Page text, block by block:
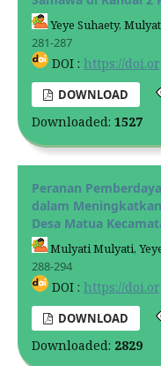
Yeye Suhaety,
281-287
DOI : https://
DOWNLOAD
Downloaded: 1527
Peranan
dalam
Desa Matua
Mulyati Mulyati,
288-294
DOI : https://
DOWNLOAD
Downloaded: 2829